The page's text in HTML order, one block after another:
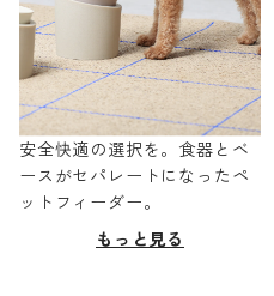
安全快適の選択を。食器とベ
ースがセパレートになったペ
ットフィーダー。
もっと見る